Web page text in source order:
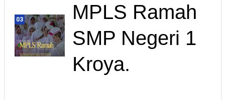
03
MPLS Ramah
SMP Negeri 1
Kroya.